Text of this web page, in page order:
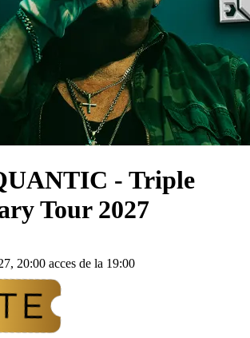
- Triple
Tour 2027
20:00 acces de la 19:00